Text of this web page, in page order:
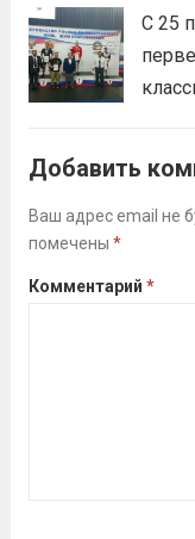
С 25
Добавить
Ваш адрес email не
помечены *
Комментарий *